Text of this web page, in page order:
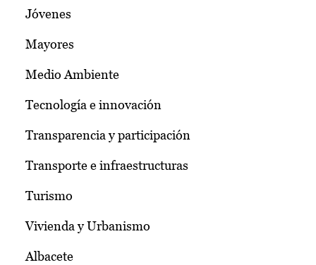
Jóvenes
Mayores
Medio Ambiente
Tecnología e innovación
Transparencia y participación
Transporte e infraestructuras
Turismo
Vivienda y Urbanismo
Albacete